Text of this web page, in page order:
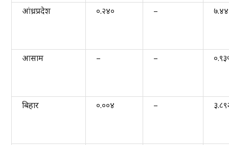
आंध्रप्रदेश ०.२४० –
आसाम – –
बिहार ०.००४ –